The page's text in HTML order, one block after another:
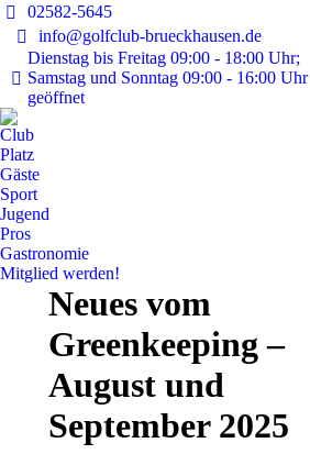
02582-5645
info@golfclub-brueckhausen.de
Dienstag bis Freitag 09:00 - 18:00 Uhr;
Samstag und Sonntag 09:00 - 16:00 Uhr
geöffnet
Club
Platz
Gäste
Sport
Jugend
Pros
Gastronomie
Mitglied werden!
Neues vom
Greenkeeping –
August und
September 2025